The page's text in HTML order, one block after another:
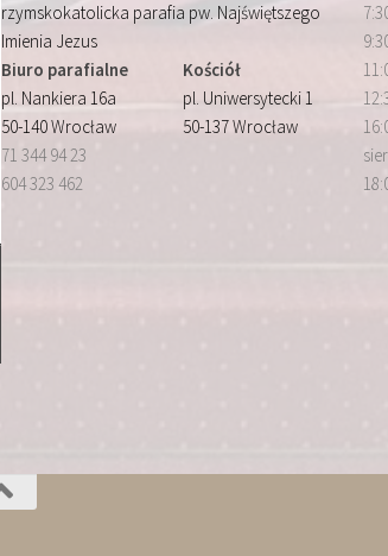
rzymskokatolicka parafia pw. Najświętszego
Imienia Jezus
Biuro parafialne
pl. Nankiera 16a
50-140 Wrocław
71 344 94 23
604 323 462
Kościół
pl. Uniwersytecki 1
50-137 Wrocław